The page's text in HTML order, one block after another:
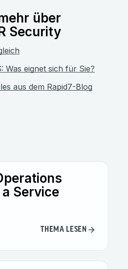
über
Security
Was eignet sich für Sie?
aus dem Rapid7-Blog
Service
THEMA LESEN